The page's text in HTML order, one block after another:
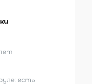
есть